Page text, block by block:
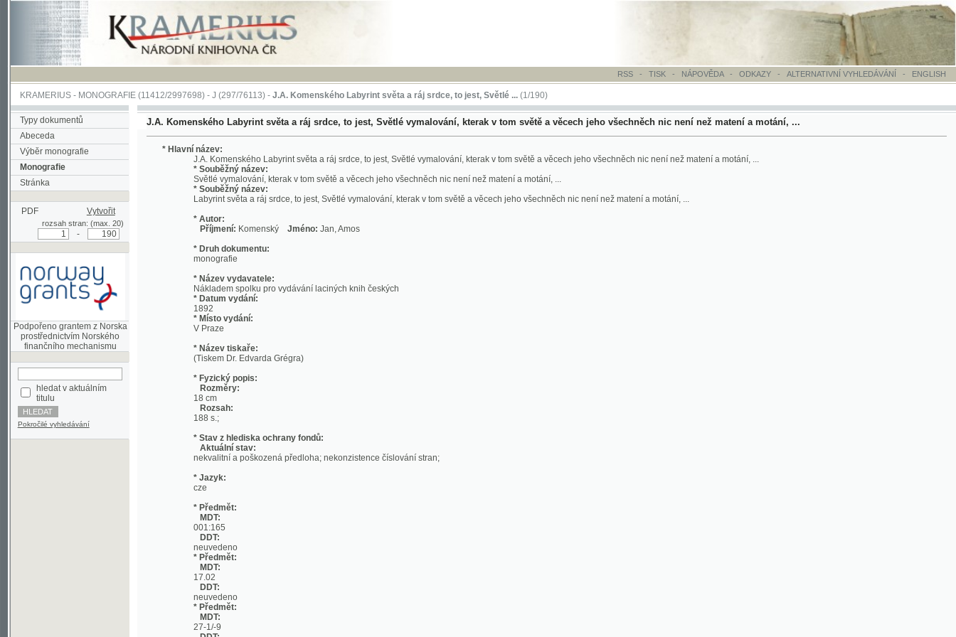
RSS - TISK-NÁPOVĚDA - ODKAZY - ALTERNATIVNÍ VYHLEDÁVÁNÍ- ENGLISH
KRAMERIUS-MONOGRAFIE(11412/2997698) -J (297/76113)-J.A. Komenského Labyrint světa a ráj srdce, to jest, Světlé ...(1/190)
Typy dokumentů
Abeceda
Výběr monografie
Monografie
Stránka
PDF Vytvořit
rozsah stran: (max. 20)
Podpořeno grantem z Norska
prostřednictvím Norského
hledat v aktuálním
titulu
Pokročilé vyhledávání
J.A. Komenského Labyrint světa a ráj srdce, to jest, Světlé vymalování, kterak v tom světě a věcech jeho všechněch nic není než matení a motání, ...
* Hlavní název:
J.A. Komenského Labyrint světa a ráj srdce, to jest, Světlé vymalování, kterak v tom světě a věcech jeho všechněch nic není než matení a motání, ...
* Souběžný název:
Světlé vymalování, kterak v tom světě a věcech jeho všechněch nic není než matení a motání, ...
* Souběžný název:
Labyrint světa a ráj srdce, to jest, Světlé vymalování, kterak v tom světě a věcech jeho všechněch nic není než matení a motání, ...
* Autor:
* Druh dokumentu:
monografie
* Název vydavatele:
Nákladem spolku pro vydávání laciných knih českých
1892
* Místo vydání:
V Praze
* Název tiskaře:
(Tiskem Dr. Edvarda Grégra)
* Fyzický popis:
Rozměry:
18 cm
188 s.;
* Stav z hlediska ochrany fondů:
Aktuální stav:
nekvalitní a poškozená předloha; nekonzistence číslování stran;
* Jazyk:
* Předmět:
001:165
DDT:
* Předmět:
MDT:
17.02
neuvedeno
* Předmět:
MDT:
27-1/-9
DDT:
neuvedeno
* Předmět:
MDT:
DDT:
neuvedeno